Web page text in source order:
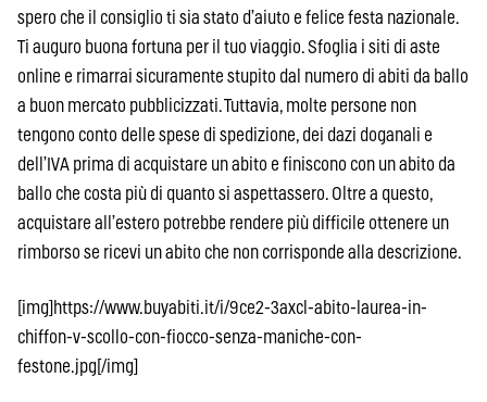
spero che il consiglio ti sia stato d’aiuto e felice festa nazionale.
Ti auguro buona fortuna per il tuo viaggio. Sfoglia i siti di aste
online e rimarrai sicuramente stupito dal numero di abiti da ballo
a buon mercato pubblicizzati. Tuttavia, molte persone non
tengono conto delle spese di spedizione, dei dazi doganali e
dell’IVA prima di acquistare un abito e finiscono con un abito da
ballo che costa più di quanto si aspettassero. Oltre a questo,
acquistare all’estero potrebbe rendere più difficile ottenere un
rimborso se ricevi un abito che non corrisponde alla descrizione.
[img]https://www.buyabiti.it/i/9ce2-3axcl-abito-laurea-in-
chiffon-v-scollo-con-fiocco-senza-maniche-con-
festone.jpg[/img]